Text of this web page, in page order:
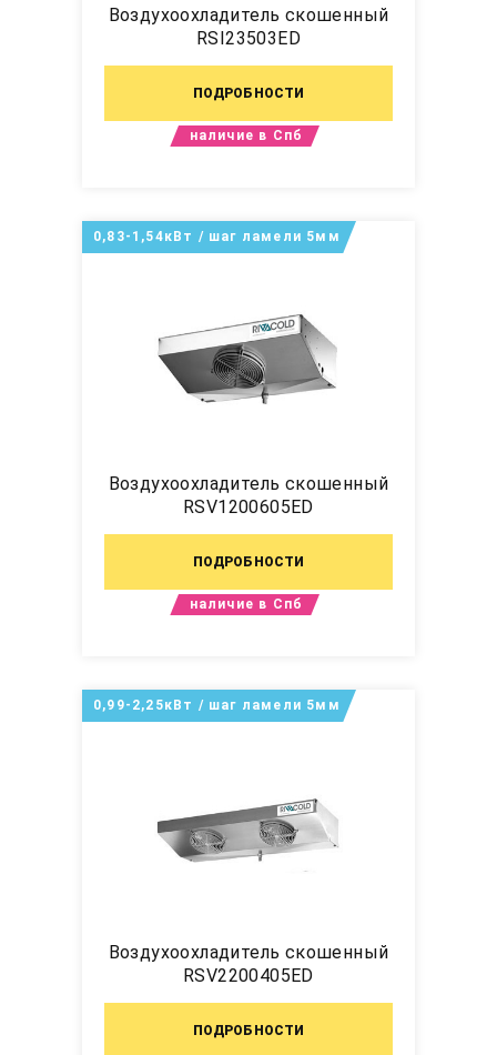
Воздухоохладитель скошенный
RSI23503ED
ПОДРОБНОСТИ
наличие в Спб
Воздухоохладитель скошенный
RSV1200605ED
ПОДРОБНОСТИ
0,83-1,54кВт / шаг ламели 5мм
наличие в Спб
Воздухоохладитель скошенный
RSV2200405ED
ПОДРОБНОСТИ
0,99-2,25кВт / шаг ламели 5мм